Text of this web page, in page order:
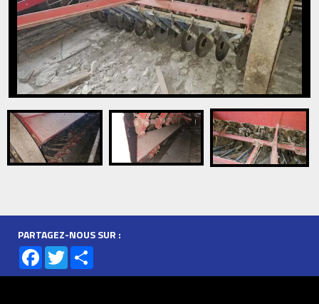
PARTAGEZ-NOUS SUR :
Facebook
Twitter